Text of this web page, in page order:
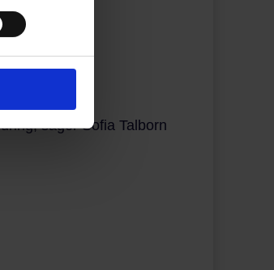
med
säger Sofia Talborn